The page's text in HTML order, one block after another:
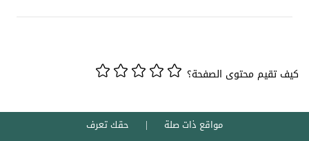
كيف تقيم محتوى الصفحة؟
مواقع ذات صلة حقك تعرف